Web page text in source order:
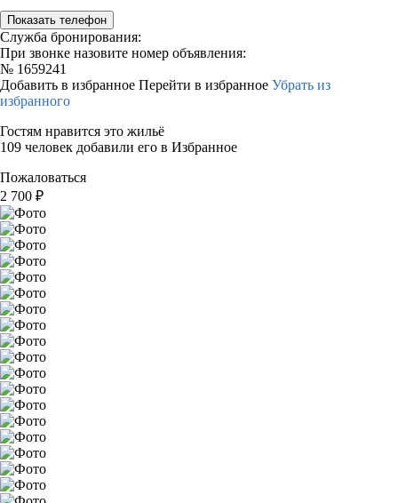
Показать телефон
Служба бронирования:
При звонке назовите номер объявления:
№ 1659241
Добавить в избранное Перейти в избранное Убрать из
избранного
Гостям нравится это жильё
109 человек добавили его в Избранное
Пожаловаться
2 700 ₽